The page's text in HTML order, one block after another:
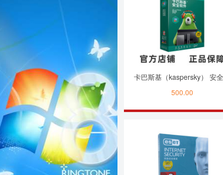
卡巴斯基（kaspersky） 安
件2020
500.00